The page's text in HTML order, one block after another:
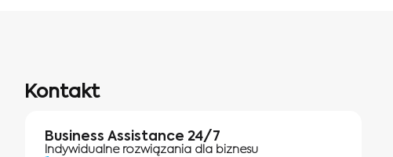
Kontakt
Business Assistance 24/7
Indywidualne rozwiązania dla biznesu